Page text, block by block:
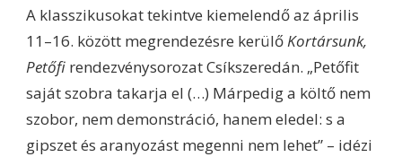
A klasszikusokat tekintve kiemelendő az április
11–16. között megrendezésre kerülőKortársunk,
Petőfi rendezvénysorozat Csíkszeredán. „Petőfit
saját szobra takarja el (…) Márpedig a költő nem
szobor, nem demonstráció, hanem eledel: s a
gipszet és aranyozást megenni nem lehet” – idézi